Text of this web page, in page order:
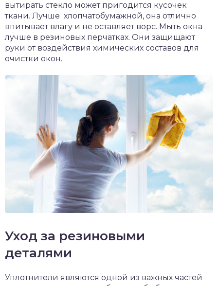
вытирать стекло может пригодится кусочек
ткани. Лучше хлопчатобумажной, она отлично
впитывает влагу и не оставляет ворс. Мыть окна
лучше в резиновых перчатках. Они защищают
руки от воздействия химических составов для
очистки окон.
Уход за резиновыми
деталями
Уплотнители являются одной из важных частей